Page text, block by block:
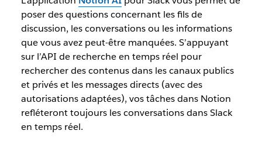
poser des questions concernant les fils de
discussion, les conversations ou les informations
que vous avez peut-être manquées. S’appuyant
sur l’API de recherche en temps réel pour
rechercher des contenus dans les canaux publics
et privés et les messages directs (avec des
autorisations adaptées), vos tâches dans Notion
refléteront toujours les conversations dans Slack
en temps réel.